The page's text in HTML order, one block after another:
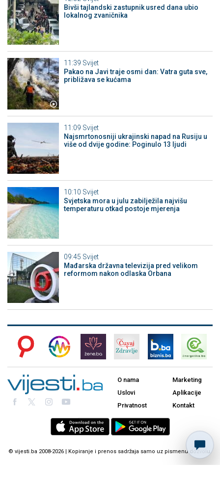
Bivši tajlandski zastupnik usred dana ubio
lokalnog zvaničnika
11:39 Svijet
Pakao na Javi traje osmi dan: Vatra guta sve,
približava se kućama
11:09 Svijet
Najsmrtonosniji ukrajinski napad na Rusiju u
više od dvije godine: Poginulo 13 ljudi
10:10 Svijet
Svjetska mora u julu zabilježila najvišu
temperaturu otkad postoje mjerenja
09:45 Svijet
Mađarska državna televizija pred velikom
reformom nakon odlaska Orbana
O nama
Uslovi
Privatnost
Marketing
Aplikacije
Kontakt
© vijesti.ba 2008-2026 | Kopiranje i prenos sadržaja samo uz pismenu dozvolu.